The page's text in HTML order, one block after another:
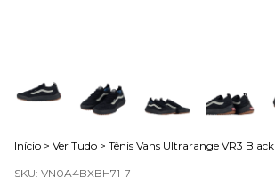
Início > Ver Tudo > Tênis Vans Ultrarange VR3 Black
SKU: VN0A4BXBH71-7